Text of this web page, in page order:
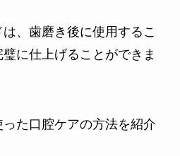
、歯磨き後に使用するこ
に仕上げることができま
た口腔ケアの方法を紹介